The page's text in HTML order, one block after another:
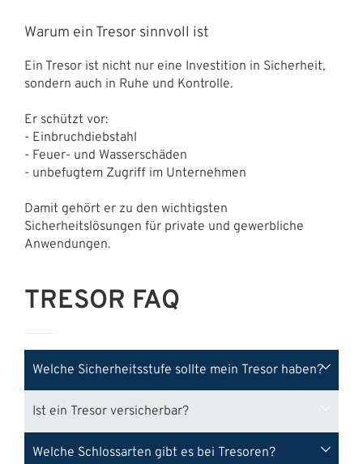
Warum ein Tresor sinnvoll ist
Ein Tresor ist nicht nur eine Investition in Sicherheit,
sondern auch in Ruhe und Kontrolle.
Er schützt vor:
- Einbruchdiebstahl
- Feuer- und Wasserschäden
- unbefugtem Zugriff im Unternehmen
Damit gehört er zu den wichtigsten
Sicherheitslösungen für private und gewerbliche
Anwendungen.
TRESOR FAQ
Welche Sicherheitsstufe sollte mein Tresor haben?
Die passende Sicherheitsstufe richtet sich
Ist ein Tresor versicherbar?
Ja, viele Tresore sind je nach Sicherheitsklasse
Welche Schlossarten gibt es bei Tresoren?